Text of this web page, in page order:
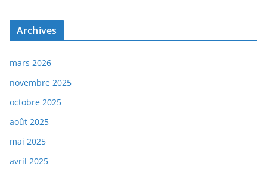
Archives
mars 2026
novembre 2025
octobre 2025
août 2025
mai 2025
avril 2025